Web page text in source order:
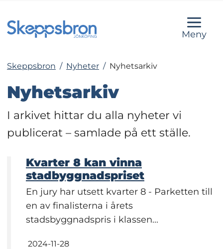
Meny
Skeppsbron / Nyheter / Nyhetsarkiv
Nyhetsarkiv
I arkivet hittar du alla nyheter vi
publicerat – samlade på ett ställe.
Kvarter 8 kan vinna
stadbyggnadspriset
En jury har utsett kvarter 8 - Parketten till
en av finalisterna i årets
stadsbyggnadspris i klassen...
2024-11-28